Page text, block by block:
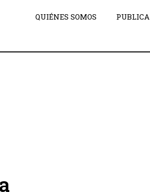
QUIÉNES SOMOS PUBLICA